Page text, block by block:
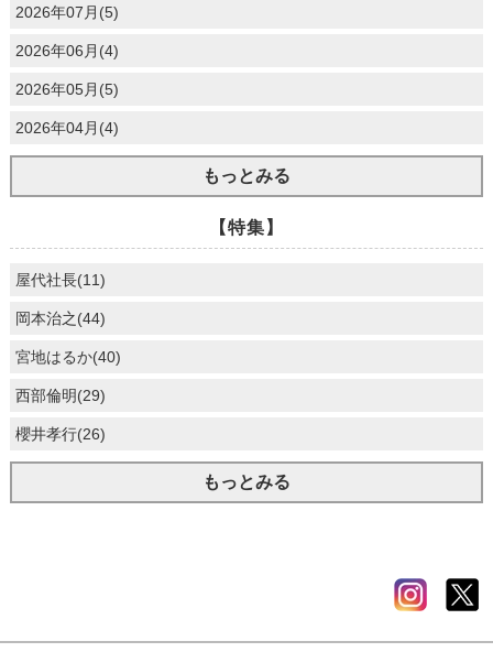
2026年07月(5)
2026年06月(4)
2026年05月(5)
2026年04月(4)
もっとみる
【特集】
屋代社長(11)
岡本治之(44)
宮地はるか(40)
西部倫明(29)
櫻井孝行(26)
もっとみる